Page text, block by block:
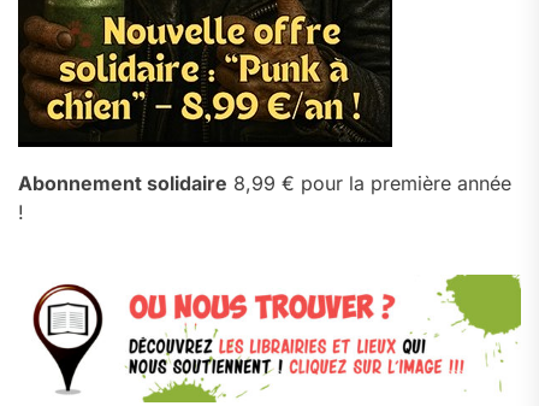
Abonnement solidaire 8,99 € pour la première année
!